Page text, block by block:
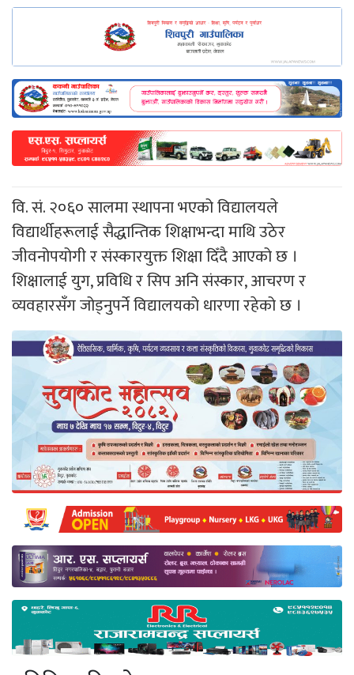
वि. सं. २०६० सालमा स्थापना भएको विद्यालयले
विद्यार्थीहरूलाई सैद्धान्तिक शिक्षाभन्दा माथि उठेर
जीवनोपयोगी र संस्कारयुक्त शिक्षा दिँदै आएको छ ।
शिक्षालाई युग, प्रविधि र सिप अनि संस्कार, आचरण र
व्यवहारसँग जोड्नुपर्ने विद्यालयको धारणा रहेको छ ।